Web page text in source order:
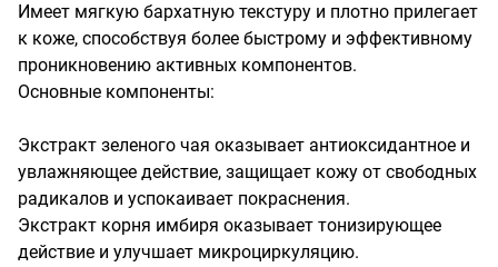
Имеет мягкую бархатную текстуру и плотно прилегает
к коже, способствуя более быстрому и эффективному
проникновению активных компонентов.
Основные компоненты:
Экстракт зеленого чая оказывает антиоксидантное и
увлажняющее действие, защищает кожу от свободных
радикалов и успокаивает покраснения.
Экстракт корня имбиря оказывает тонизирующее
действие и улучшает микроциркуляцию.